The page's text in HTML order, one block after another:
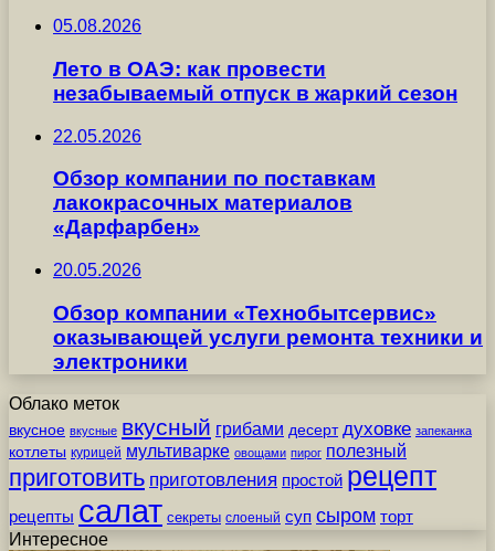
05.08.2026
Лето в ОАЭ: как провести
незабываемый отпуск в жаркий сезон
22.05.2026
Обзор компании по поставкам
лакокрасочных материалов
«Дарфарбен»
20.05.2026
Обзор компании «Технобытсервис»
оказывающей услуги ремонта техники и
электроники
Облако меток
вкусное вкусные вкусный грибами десерт духовке запеканка
котлеты курицей мультиварке овощами пирог полезный
приготовить приготовления простой рецепт
рецепты салат секреты слоеный суп сыром торт
Интересное